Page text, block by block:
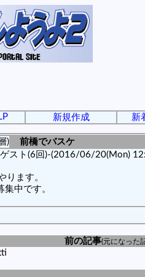
新規作成 新
)
前橋でバスケ
スト(6回)-(2016/06/20(Mon)
ります。
集中です。
前の記事(元になった